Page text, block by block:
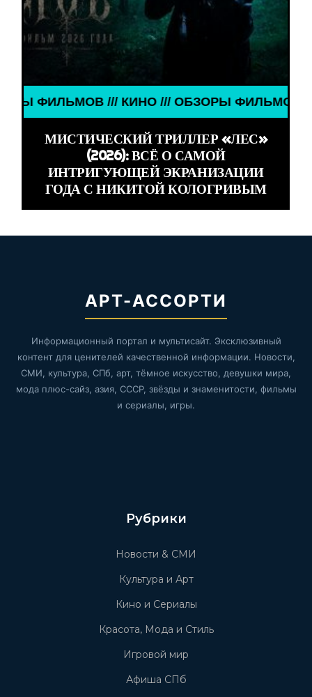
/// КИНО /// ОБЗОРЫ ФИЛЬМОВ /// КИНО ///
МИСТИЧЕСКИЙ ТРИЛЛЕР «ЛЕС»
(2026): ВСЁ О САМОЙ
ИНТРИГУЮЩЕЙ ЭКРАНИЗАЦИИ
ГОДА С НИКИТОЙ КОЛОГРИВЫМ
АРТ-АССОРТИ
Информационный портал и мультисайт. Эксклюзивный
контент для ценителей качественной информации. Новости,
СМИ, культура, СПб, арт, тёмное искусство, девушки мира,
мода плюс-сайз, азия, СССР, звёзды и знаменитости, фильмы
и сериалы, игры.
Рубрики
Новости & СМИ
Культура и Арт
Кино и Сериалы
Красота, Мода и Стиль
Игровой мир
Афиша СПб